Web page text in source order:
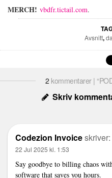
MERCH! vbdfr.tictail.com.
Avsnitt,
2 kommentarer |
Skriv
Codezion Invoiceskriver:
22 Jul 2025 kl. 1:53
Say goodbye to billing chaos
software that saves you hours.